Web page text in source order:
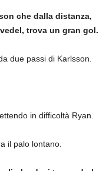
che dalla distanza,
trova un gran gol.
due passi di Karlsson.
in difficoltà Ryan.
il palo lontano.